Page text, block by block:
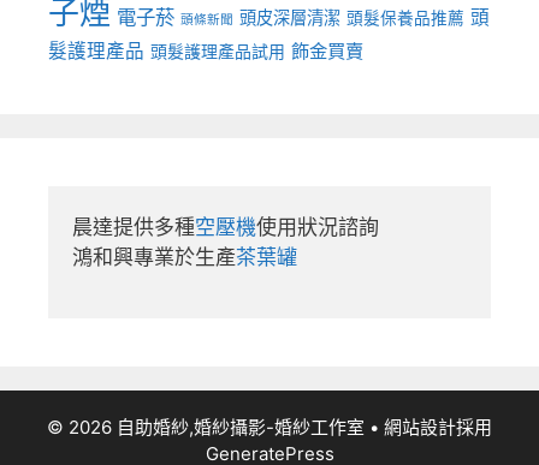
子煙 電子菸 頭條新聞 頭皮深層清潔 頭髮保養品推薦 頭
髮護理產品 頭髮護理產品試用 飾金買賣
晨達提供多種空壓機使用狀況諮詢
鴻和興專業於生產茶葉罐
© 2026 自助婚紗,婚紗攝影-婚紗工作室 • 網站設計採用
GeneratePress